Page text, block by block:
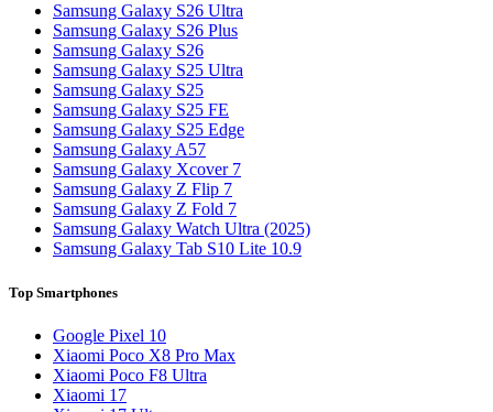
Samsung Galaxy S26 Ultra
Samsung Galaxy S26 Plus
Samsung Galaxy S26
Samsung Galaxy S25 Ultra
Samsung Galaxy S25
Samsung Galaxy S25 FE
Samsung Galaxy S25 Edge
Samsung Galaxy A57
Samsung Galaxy Xcover 7
Samsung Galaxy Z Flip 7
Samsung Galaxy Z Fold 7
Samsung Galaxy Watch Ultra (2025)
Samsung Galaxy Tab S10 Lite 10.9
Top Smartphones
Google Pixel 10
Xiaomi Poco X8 Pro Max
Xiaomi Poco F8 Ultra
Xiaomi 17